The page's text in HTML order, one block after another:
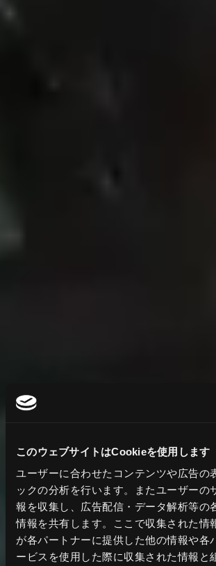
このウェブサイトはCookieを使用します
ユーザーに合わせたコンテンツや広告の
ックの分析を行います。またユーザーの
報を収集し、広告配信・データ解析等の
情報を共有します。ここで収集された情
が各パートナーに提供した他の情報や各
ービスを使用した際に収集された情報と